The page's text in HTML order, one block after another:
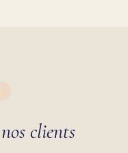
nos clients